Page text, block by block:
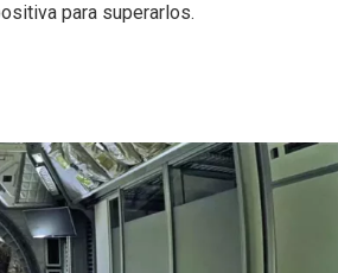
para superarlos.